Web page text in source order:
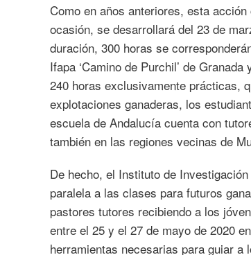
Como en años anteriores, esta
ocasión, se desarrollará del 23 de
duración, 300 horas se
Ifapa ‘Camino de Purchil’ de
240 horas exclusivamente prácticas,
explotaciones ganaderas, los
escuela de Andalucía cuenta con
también en las regiones vecinas de
De hecho, el Instituto de
paralela a las clases para futuros
pastores tutores recibiendo a los
entre el 25 y el 27 de mayo de 2020
herramientas necesarias para guiar